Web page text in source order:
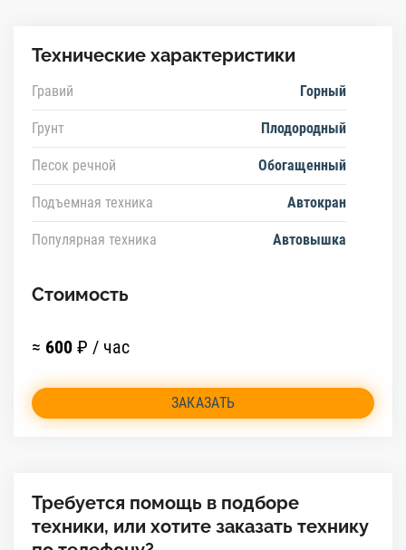
Технические характеристики
Гравий Горный
Грунт Плодородный
Песок речной Обогащенный
Подъемная техника Автокран
Популярная техника Автовышка
Стоимость
≈ 600 ₽ / час
ЗАКАЗАТЬ
Требуется помощь в подборе
техники, или хотите заказать технику